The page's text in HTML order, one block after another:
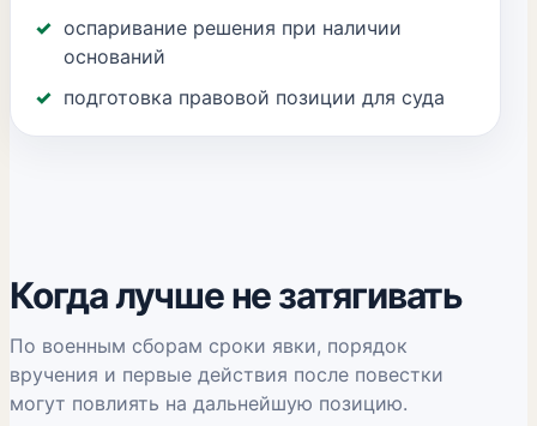
оспаривание решения при наличии
оснований
подготовка правовой позиции для суда
Когда лучше не затягивать
По военным сборам сроки явки, порядок
вручения и первые действия после повестки
могут повлиять на дальнейшую позицию.